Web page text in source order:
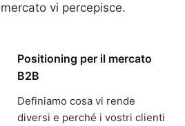
mercato vi percepisce.
Positioning per il mercato
B2B
Definiamo cosa vi rende
diversi e perché i vostri clienti